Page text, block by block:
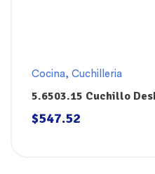
Cocina, Cuchilleria
5.6503.15 Cuchillo
Negro Fibrox, Victorinox
$547.52